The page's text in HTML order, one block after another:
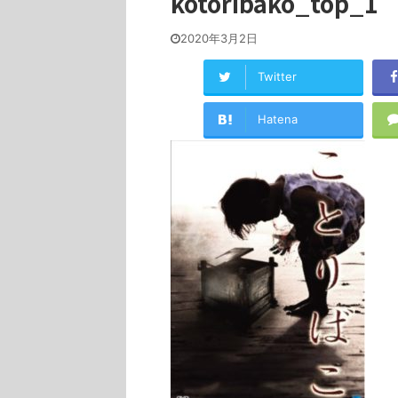
2020年3月2日
Twitter
Hatena